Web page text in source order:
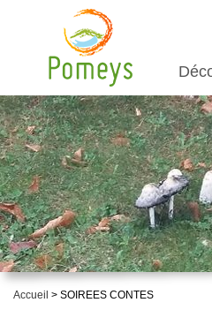
Accueil > SOIREES CONTES